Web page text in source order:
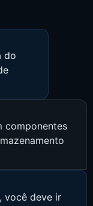
do
componentes
você deve ir